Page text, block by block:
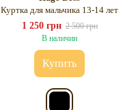
Куртка для мальчика 13-14 лет
1 250 грн 2 500 грн
В наличии
Купить